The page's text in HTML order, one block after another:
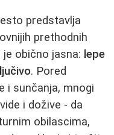
predstavlja
prethodnih
obično jasna: lepe
. Pored
i sunčanja, mnogi
i dožive - da
obilascima,